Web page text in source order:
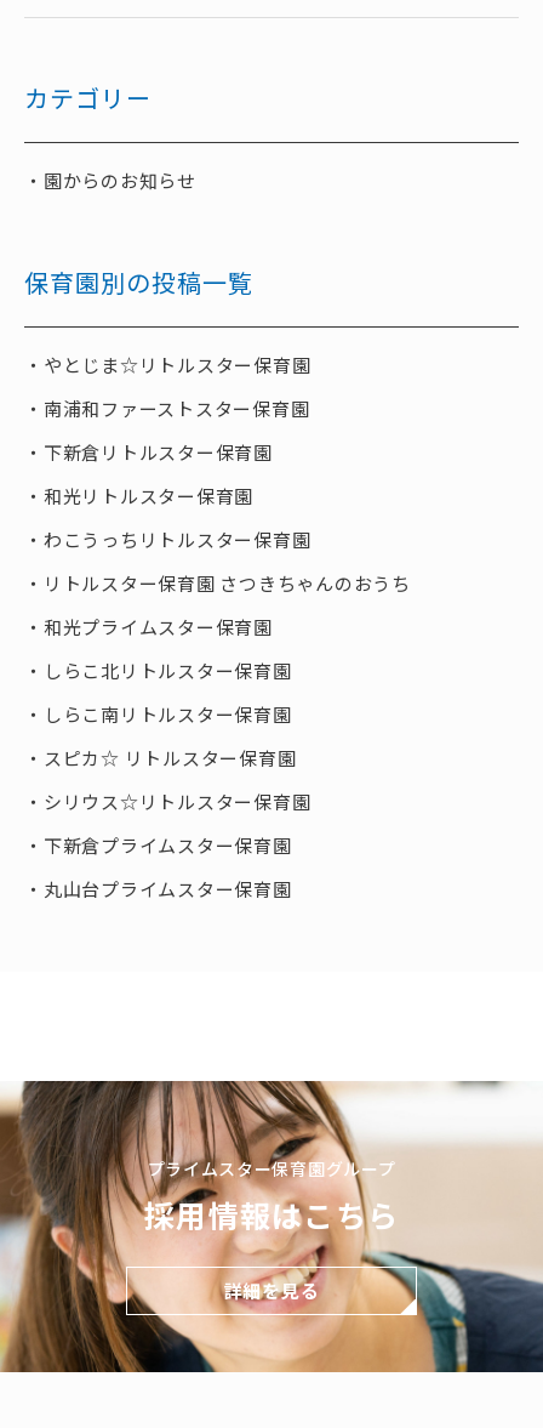
カテゴリー
園からのお知らせ
保育園別の投稿一覧
やとじま☆リトルスター保育園
南浦和ファーストスター保育園
下新倉リトルスター保育園
和光リトルスター保育園
わこうっちリトルスター保育園
リトルスター保育園 さつきちゃんのおうち
和光プライムスター保育園
しらこ北リトルスター保育園
しらこ南リトルスター保育園
スピカ☆ リトルスター保育園
シリウス☆リトルスター保育園
下新倉プライムスター保育園
丸山台プライムスター保育園
プライムスター保育園グループ
採用情報はこちら
詳細を見る